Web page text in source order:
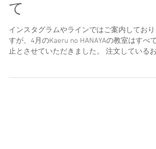
て
インスタグラムやラインではご案内しており
すが、4月のKaeru no HANAYAの教室はすべて
止とさせていただきました。 注文しているお